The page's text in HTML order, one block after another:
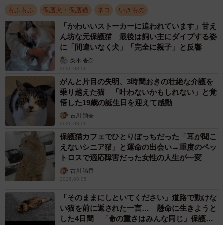
もふもふ 保護犬・保護猫 ネコ いきもの
「かわいいストーカーに追われています」甘え
ん坊な元保護猫 最後は飼い主にダイブする姿
に「間違いなく犬」「完全に親子」と反響
梨木 香奈
2026.08.06
がんと片目の失明、3時間おきの壮絶な介護を
乗り越えた猫 「叶わないかもしれない」と覚
悟した19歳の誕生日を迎えて感動
古川 諭香
2026.08.06
保護猫カフェでひとりぼっちだった「耳が聞こ
えないシニア猫」と運命の出会い→重度のペッ
トロスで適応障害だった女性の人生が一変
古川 諭香
2026.08.05
「そのままにしといてください」道路で動けな
い猫を前に返された一言… 懸命に生きようと
した4日間 「命の重さはみんな同じ」保護団